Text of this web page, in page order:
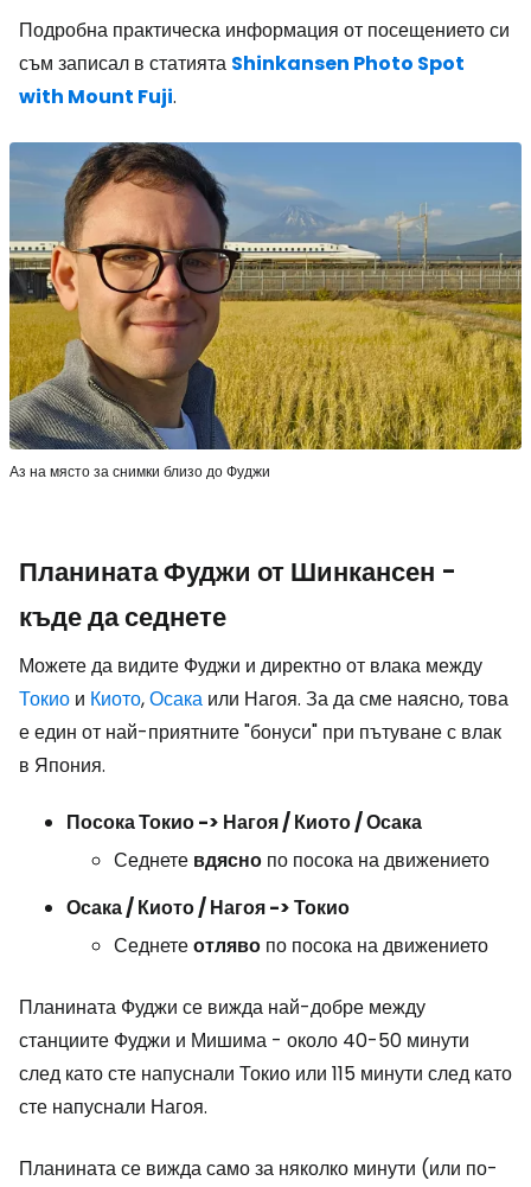
Подробна практическа информация от посещението си
съм записал в статията Shinkansen Photo Spot
with Mount Fuji.
Аз на място за снимки близо до Фуджи
Планината Фуджи от Шинкансен -
къде да седнете
Можете да видите Фуджи и директно от влака между
Токио и Киото,Осака или Нагоя. За да сме наясно, това
е един от най-приятните "бонуси" при пътуване с влак
в Япония.
Посока Токио -> Нагоя / Киото / Осака
Седнете вдясно по посока на движението
Осака / Киото / Нагоя -> Токио
Седнетеотляво по посока на движението
Планината Фуджи се вижда най-добре между
станциите Фуджи и Мишима - около 40-50 минути
след като сте напуснали Токио или 115 минути след като
сте напуснали Нагоя.
Планината се вижда само за няколко минути (или по-